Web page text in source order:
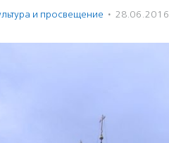
и просвещение · 28.06.2016